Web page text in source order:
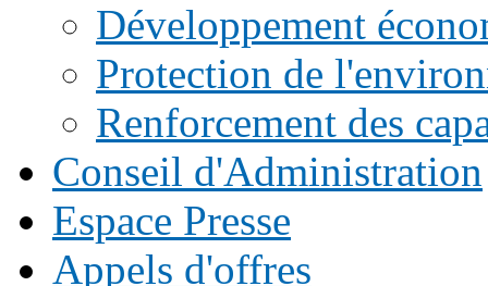
Développement
Protection de
Renforcement des
Conseil d'Administration
Espace Presse
Appels d'offres